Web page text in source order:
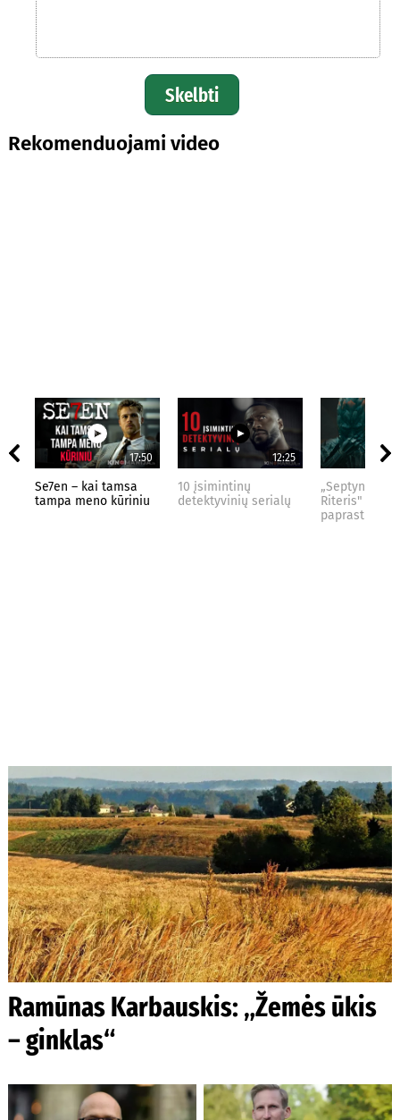
Skelbti
Rekomenduojami video
17:50
Se7en – kai tamsa
tampa meno kūriniu
12:25
10 įsimintinų
detektyvinių serialų
„Septynių
Riteris" – kai
paprastumas
Ramūnas Karbauskis: „Žemės ūkis
– ginklas“